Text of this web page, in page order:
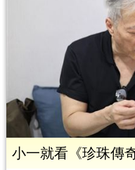
小一就看《珍珠傳